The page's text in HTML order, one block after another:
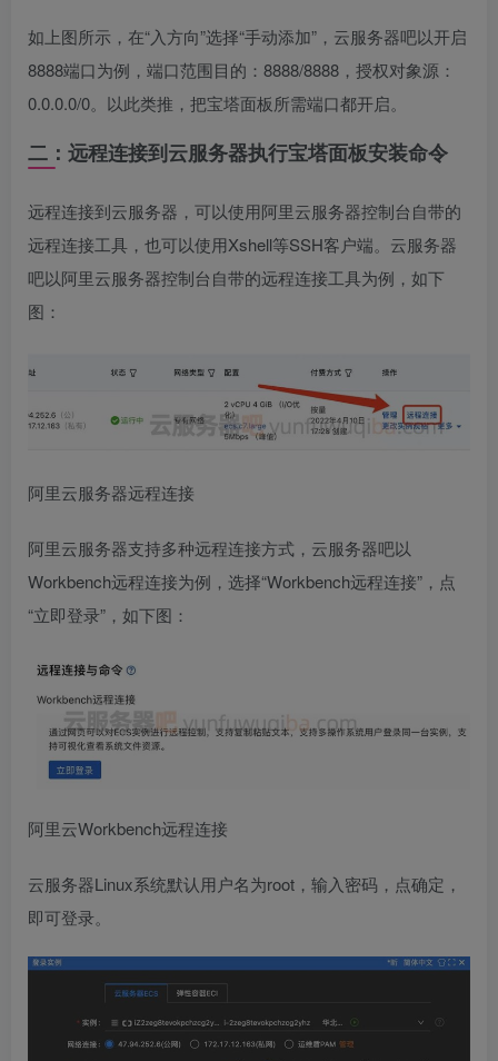
如上图所示，在“入方向”选择“手动添加”，云服务器吧以开启
8888端口为例，端口范围目的：8888/8888，授权对象源：
0.0.0.0/0。以此类推，把宝塔面板所需端口都开启。
二：远程连接到云服务器执行宝塔面板安装命令
远程连接到云服务器，可以使用阿里云服务器控制台自带的
远程连接工具，也可以使用Xshell等SSH客户端。云服务器
吧以阿里云服务器控制台自带的远程连接工具为例，如下
图：
阿里云服务器远程连接
阿里云服务器支持多种远程连接方式，云服务器吧以
Workbench远程连接为例，选择“Workbench远程连接”，点
“立即登录”，如下图：
阿里云Workbench远程连接
云服务器Linux系统默认用户名为root，输入密码，点确定，
即可登录。